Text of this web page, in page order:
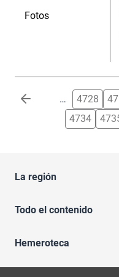
Fotos
Paginación … 4728
4734
La región
Todo el contenido
Hemeroteca